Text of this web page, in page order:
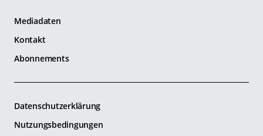
Mediadaten
Kontakt
Abonnements
Datenschutzerklärung
Nutzungsbedingungen